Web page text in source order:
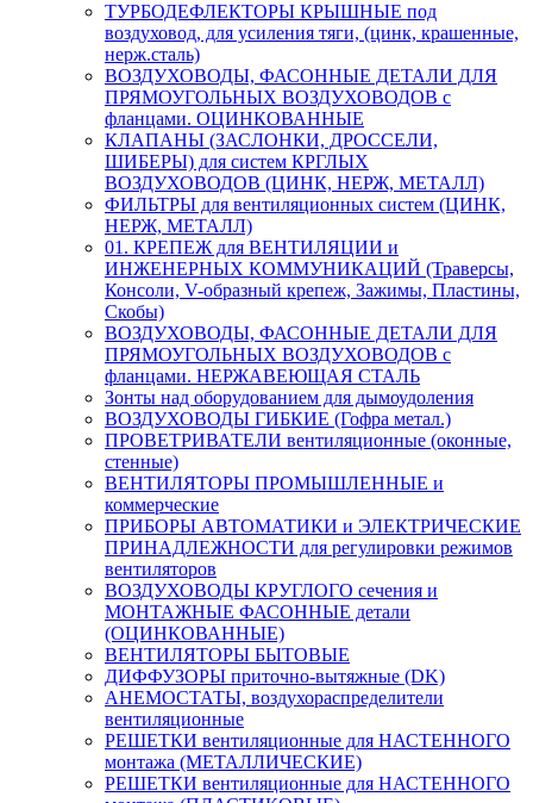
ТУРБОДЕФЛЕКТОРЫ КРЫШНЫЕ под
воздуховод, для усиления тяги, (цинк, крашенные,
нерж.сталь)
ВОЗДУХОВОДЫ, ФАСОННЫЕ ДЕТАЛИ ДЛЯ
ПРЯМОУГОЛЬНЫХ ВОЗДУХОВОДОВ с
фланцами. ОЦИНКОВАННЫЕ
КЛАПАНЫ (ЗАСЛОНКИ, ДРОССЕЛИ,
ШИБЕРЫ) для систем КРГЛЫХ
ВОЗДУХОВОДОВ (ЦИНК, НЕРЖ, МЕТАЛЛ)
ФИЛЬТРЫ для вентиляционных систем (ЦИНК,
НЕРЖ, МЕТАЛЛ)
01. КРЕПЕЖ для ВЕНТИЛЯЦИИ и
ИНЖЕНЕРНЫХ КОММУНИКАЦИЙ (Траверсы,
Консоли, V-образный крепеж, Зажимы, Пластины,
Скобы)
ВОЗДУХОВОДЫ, ФАСОННЫЕ ДЕТАЛИ ДЛЯ
ПРЯМОУГОЛЬНЫХ ВОЗДУХОВОДОВ с
фланцами. НЕРЖАВЕЮЩАЯ СТАЛЬ
Зонты над оборудованием для дымоудоления
ВОЗДУХОВОДЫ ГИБКИЕ (Гофра метал.)
ПРОВЕТРИВАТЕЛИ вентиляционные (оконные,
стенные)
ВЕНТИЛЯТОРЫ ПРОМЫШЛЕННЫЕ и
коммерческие
ПРИБОРЫ АВТОМАТИКИ и ЭЛЕКТРИЧЕСКИЕ
ПРИНАДЛЕЖНОСТИ для регулировки режимов
вентиляторов
ВОЗДУХОВОДЫ КРУГЛОГО сечения и
МОНТАЖНЫЕ ФАСОННЫЕ детали
(ОЦИНКОВАННЫЕ)
ВЕНТИЛЯТОРЫ БЫТОВЫЕ
ДИФФУЗОРЫ приточно-вытяжные (DK)
АНЕМОСТАТЫ, воздухораспределители
вентиляционные
РЕШЕТКИ вентиляционные для НАСТЕННОГО
монтажа (МЕТАЛЛИЧЕСКИЕ)
РЕШЕТКИ вентиляционные для НАСТЕННОГО